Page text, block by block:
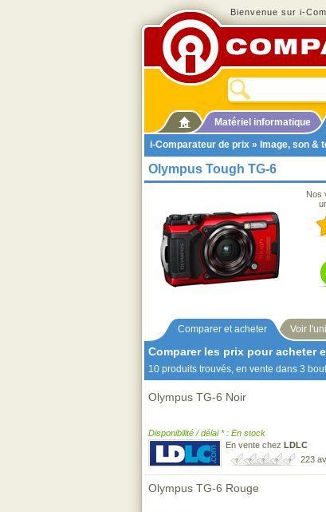
Bienvenue sur i-
Matériel informatique
i-Comparateur de prix » Image, son &
Olympus Tough TG-6
Nos
Comparer et acheter Voir
Comparer les prix pour acheter
10 produits trouvés, en vente dans 3
Olympus TG-6 Noir
Disponibilité / délai * : En stock
En vente chez LDLC
223
Olympus TG-6 Rouge